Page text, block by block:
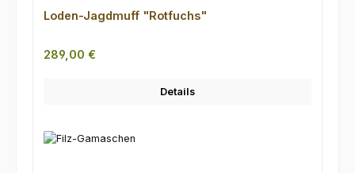
Loden-Jagdmuff "Rotfuchs"
Regulärer Preis:
289,00 €
Details